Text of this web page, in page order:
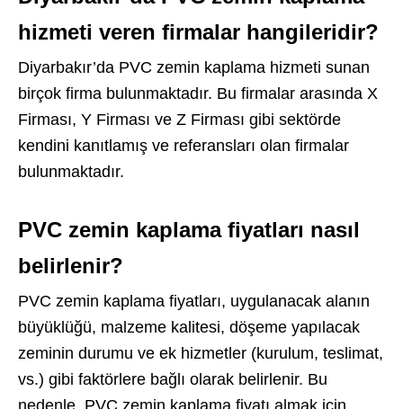
hizmeti veren firmalar hangileridir?
Diyarbakır’da PVC zemin kaplama hizmeti sunan
birçok firma bulunmaktadır. Bu firmalar arasında X
Firması, Y Firması ve Z Firması gibi sektörde
kendini kanıtlamış ve referansları olan firmalar
bulunmaktadır.
PVC zemin kaplama fiyatları nasıl
belirlenir?
PVC zemin kaplama fiyatları, uygulanacak alanın
büyüklüğü, malzeme kalitesi, döşeme yapılacak
zeminin durumu ve ek hizmetler (kurulum, teslimat,
vs.) gibi faktörlere bağlı olarak belirlenir. Bu
nedenle, PVC zemin kaplama fiyatı almak için